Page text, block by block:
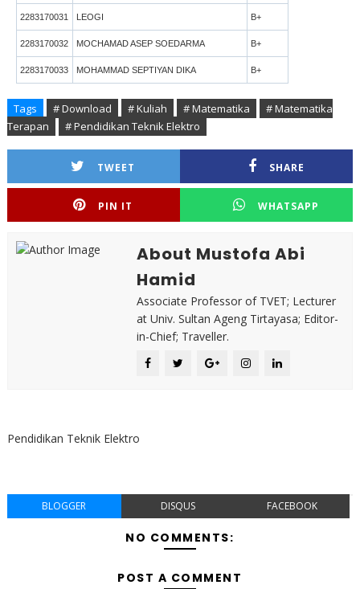
2283170031 LEOGI B+
2283170032 MOCHAMAD ASEP SOEDARMA B+
2283170033 MOHAMMAD SEPTIYAN DIKA B+
Tags # Download # Kuliah # Matematika
# Matematika
Terapan
# Pendidikan Teknik Elektro
TWEET SHARE
PIN IT WHATSAPP
About Mustofa Abi
Hamid
Associate Professor of TVET; Lecturer
at Univ. Sultan Ageng Tirtayasa; Editor-
in-Chief; Traveller.
Pendidikan Teknik Elektro
BLOGGER DISQUS FACEBOOK
NO COMMENTS:
POST A COMMENT